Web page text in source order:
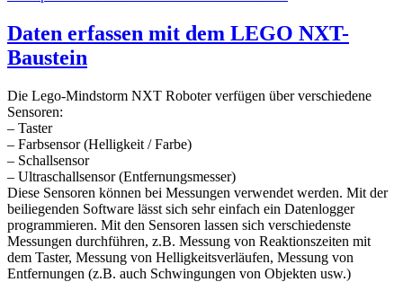
Daten erfassen mit dem LEGO NXT-
Baustein
Die Lego-Mindstorm NXT Roboter verfügen über verschiedene
Sensoren:
– Taster
– Farbsensor (Helligkeit / Farbe)
– Schallsensor
– Ultraschallsensor (Entfernungsmesser)
Diese Sensoren können bei Messungen verwendet werden. Mit der
beiliegenden Software lässt sich sehr einfach ein Datenlogger
programmieren. Mit den Sensoren lassen sich verschiedenste
Messungen durchführen, z.B. Messung von Reaktionszeiten mit
dem Taster, Messung von Helligkeitsverläufen, Messung von
Entfernungen (z.B. auch Schwingungen von Objekten usw.)